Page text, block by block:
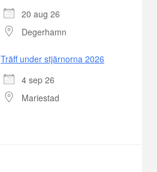
20 aug 26
Degerhamn
Träff under stjärnorna 2026
4 sep 26
Mariestad